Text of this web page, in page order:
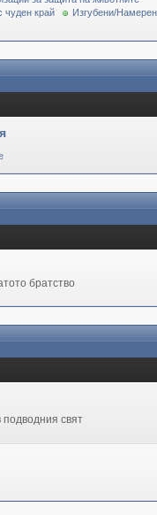
чуден край
Изгубени/
братство
подводния свят